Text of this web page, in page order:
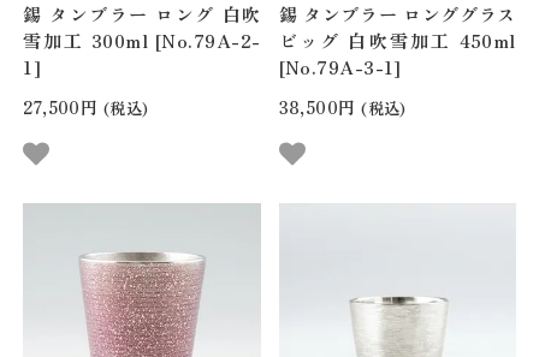
錫 タンブラー ロング 白吹
雪加工 300ml [No.79A-2-
1]
27,500円 (税込)
錫 タンブラー ロンググラス
ビッグ 白吹雪加工 450ml
[No.79A-3-1]
38,500円 (税込)